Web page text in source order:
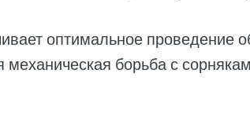
оптимальное проведение
механическая борьба с